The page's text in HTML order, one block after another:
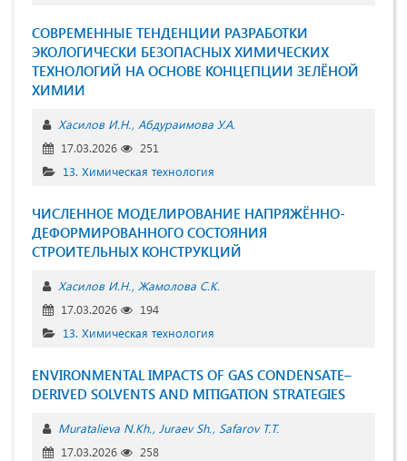
СОВРЕМЕННЫЕ ТЕНДЕНЦИИ РАЗРАБОТКИ
ЭКОЛОГИЧЕСКИ БЕЗОПАСНЫХ ХИМИЧЕСКИХ
ТЕХНОЛОГИЙ НА ОСНОВЕ КОНЦЕПЦИИ ЗЕЛЁНОЙ
ХИМИИ
Хасилов И.Н. Абдураимова У.А.
17.03.2026
251
13. Химическая технология
ЧИСЛЕННОЕ МОДЕЛИРОВАНИЕ НАПРЯЖЁННО-
ДЕФОРМИРОВАННОГО СОСТОЯНИЯ
СТРОИТЕЛЬНЫХ КОНСТРУКЦИЙ
Хасилов И.Н. Жамолова С.К.
17.03.2026
194
13. Химическая технология
ENVIRONMENTAL IMPACTS OF GAS CONDENSATE–
DERIVED SOLVENTS AND MITIGATION STRATEGIES
Muratalieva N.Kh. Juraev Sh. Safarov T.T.
17.03.2026
258